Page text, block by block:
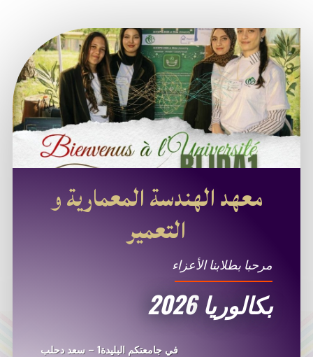
معهد الهندسة المعمارية و
التعمير
مرحبا بطلابنا الأعزاء
بكالوريا 2026
في جامعتكم البليدة1 – سعد دحلب